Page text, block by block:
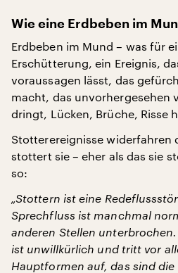
Wie eine Erdbeben im
Erdbeben im Mund – was für
Erschütterung, ein Ereignis,
voraussagen lässt, das
macht, das unvorhergesehen
dringt, Lücken, Brüche, Risse
Stotterereignisse widerfahren
stottert sie – eher als das sie
so:
„Stottern ist eine
Sprechfluss ist manchmal
anderen Stellen
ist unwillkürlich und tritt vor
Hauptformen auf, das sind die